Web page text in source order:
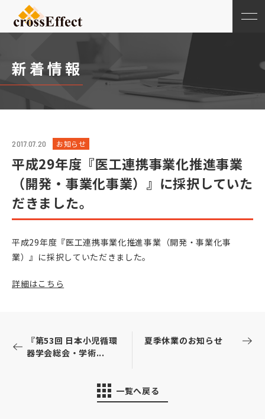
新着情報
2017.07.20 お知らせ
平成29年度『医工連携事業化推進事業
（開発・事業化事業）』に採択していた
だきました。
平成29年度『医工連携事業化推進事業（開発・事業化事
業）』に採択していただきました。
詳細はこちら
『第53回 日本小児循環
器学会総会・学術...
一覧へ戻る
夏季休業のお知らせ